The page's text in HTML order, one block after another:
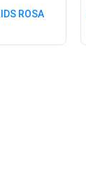
ROSA